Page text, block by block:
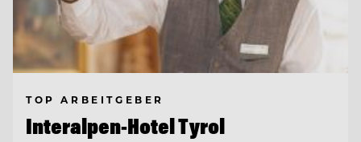
TOP ARBEITGEBER
Interalpen-Hotel Tyrol